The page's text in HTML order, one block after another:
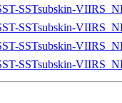
SSTsubskin-
SSTsubskin-
SSTsubskin-
SSTsubskin-